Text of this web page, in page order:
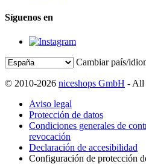
Síguenos en
Cambiar país/
© 2010-2026 niceshops GmbH - All
Aviso legal
Protección de datos
Condiciones generales de
revocación
Declaración de accesibilidad
Configuración de protección